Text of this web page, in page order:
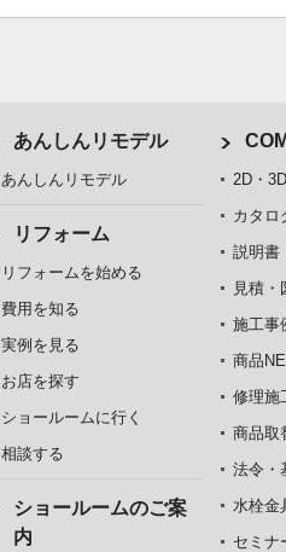
あんしんリモデル
あんしんリモデル
リフォーム
リフォームを始める
費用を知る
実例を見る
お店を探す
ショールームに行く
相談する
ショールームのご案
内
2D・
カタロ
説明書
見積・
施工事
商品
修理施
商品取
法令・
水栓金
セミナ